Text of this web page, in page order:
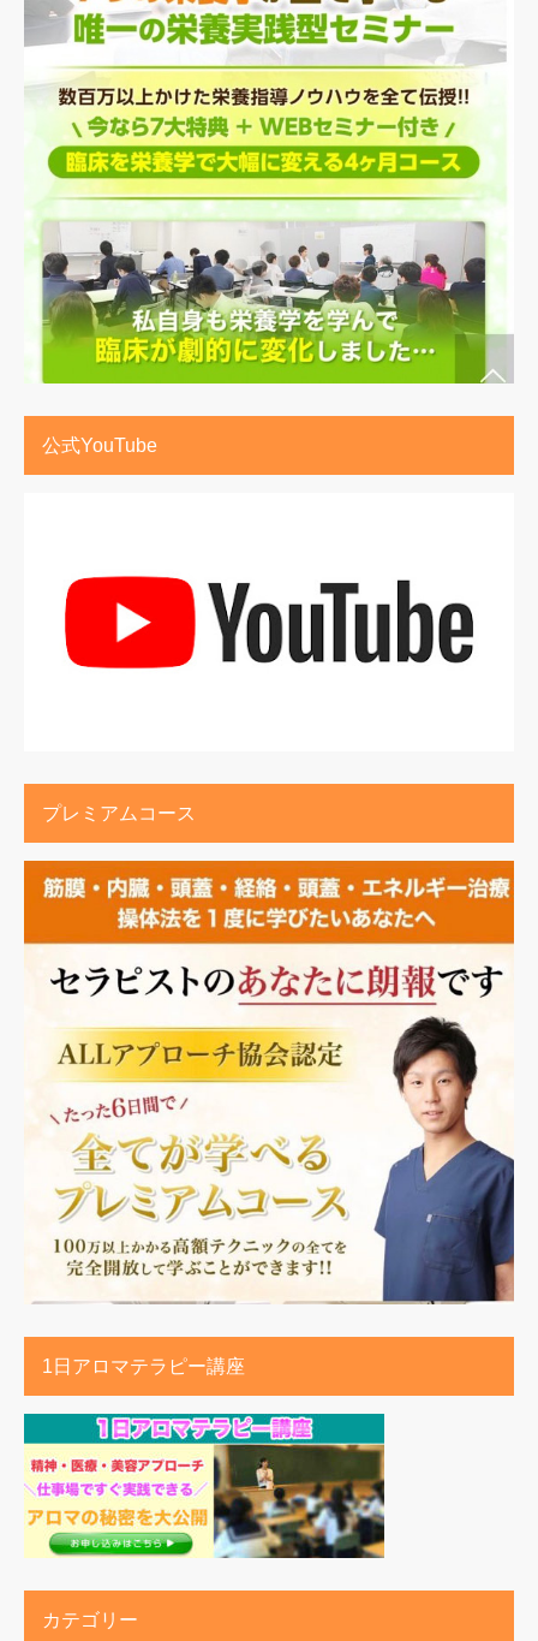
公式YouTube
プレミアムコース
1日アロマテラピー講座
カテゴリー